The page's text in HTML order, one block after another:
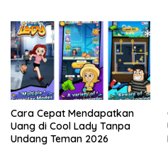
Cara Cepat Mendapatkan
Uang di Cool Lady Tanpa
Undang Teman 2026